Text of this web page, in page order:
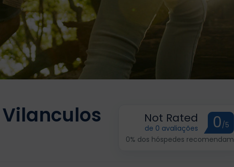
Not Rated
de 0 avaliações 0/5
0% dos hóspedes recomendam